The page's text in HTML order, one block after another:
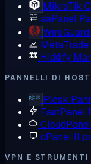
MikroTik
aaPanel
WireGuard
Hiddify
PANNELLI DI
Plesk
FastPanel
CloudPanel
cPanel Il
VPN E STRUMENTI